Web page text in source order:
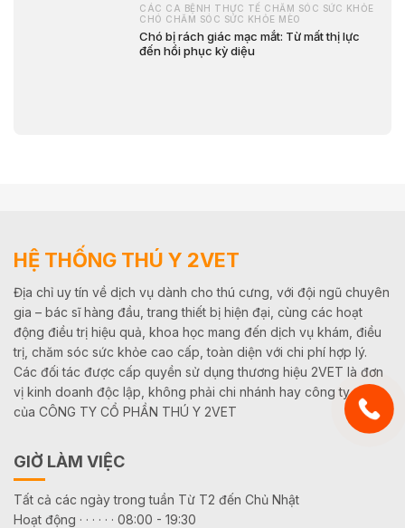
CÁC CA BỆNH THỰC TẾ CHĂM SÓC SỨC KHỎE
CHÓ CHĂM SÓC SỨC KHỎE MÈO
Chó bị rách giác mạc mắt: Từ mất thị lực
đến hồi phục kỳ diệu
HỆ THỐNG THÚ Y 2VET
Địa chỉ uy tín về dịch vụ dành cho thú cưng, với đội ngũ chuyên
gia – bác sĩ hàng đầu, trang thiết bị hiện đại, cùng các hoạt
động điều trị hiệu quả, khoa học mang đến dịch vụ khám, điều
trị, chăm sóc sức khỏe cao cấp, toàn diện với chi phí hợp lý.
Các đối tác được cấp quyền sử dụng thương hiệu 2VET là đơn
vị kinh doanh độc lập, không phải chi nhánh hay công ty con
của CÔNG TY CỔ PHẦN THÚ Y 2VET
GIỜ LÀM VIỆC
Tất cả các ngày trong tuần Từ T2 đến Chủ Nhật
Hoạt động · · · · · · 08:00 - 19:30